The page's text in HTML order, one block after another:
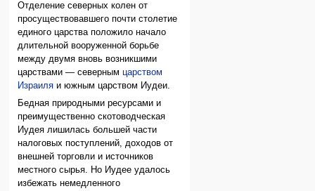
Отделение северных колен от
просуществовавшего почти столетие
единого царства положило начало
длительной вооруженной борьбе
между двумя вновь возникшими
царствами — севернымцарством
Израиля и южным царством Иудеи.
Бедная природными ресурсами и
преимущественно скотоводческая
Иудея лишилась большей части
налоговых поступлений, доходов от
внешней торговли и источников
местного сырья. Но Иудее удалось
избежать немедленного